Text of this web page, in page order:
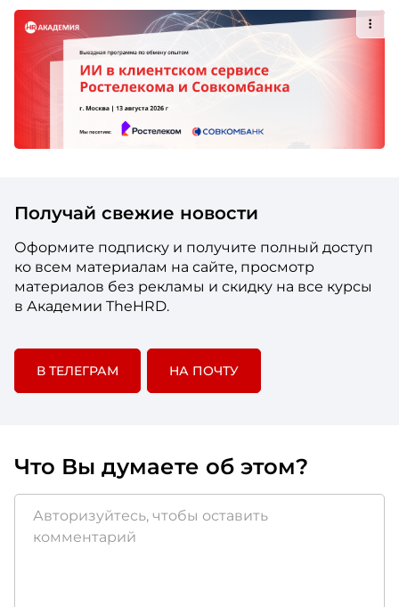
Получай свежие новости
Оформите подписку и получите полный доступ
ко всем материалам на сайте, просмотр
материалов без рекламы и скидку на все курсы
в Академии TheHRD.
В ТЕЛЕГРАМ НА ПОЧТУ
Что Вы думаете об этом?